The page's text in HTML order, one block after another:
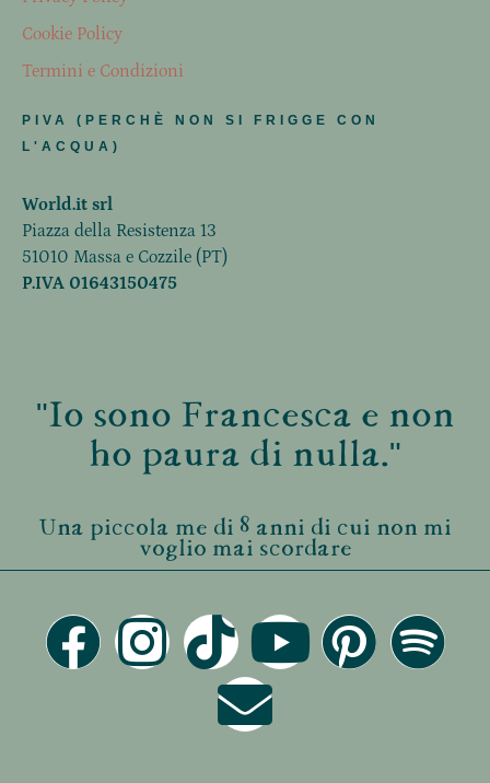
Cookie Policy
Termini e Condizioni
PIVA (PERCHÈ NON SI FRIGGE CON
L'ACQUA)
World.it srl
Piazza della Resistenza 13
51010 Massa e Cozzile (PT)
P.IVA 01643150475
"Io sono Francesca e non
ho paura di nulla."
Una piccola me di 8 anni di cui non mi
voglio mai scordare